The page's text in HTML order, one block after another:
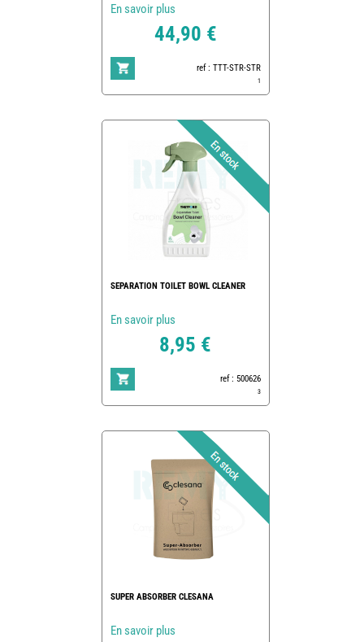
En savoir plus
44,90 €
ref : TTT-STR-STR
1
SEPARATION TOILET BOWL CLEANER
En savoir plus
8,95 €
ref : 500626
3
SUPER ABSORBER CLESANA
En savoir plus